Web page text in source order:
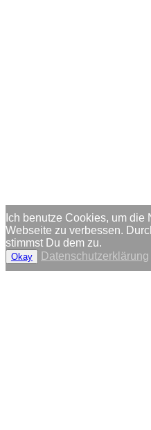
Ich benutze Cookies, um die
Webseite zu verbessen.
stimmst Du dem zu.
Okay Datenschutzerklärung